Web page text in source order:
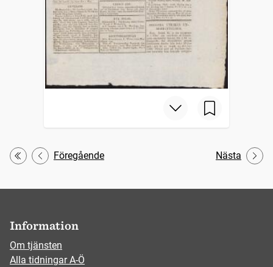
Första
Föregående Nästa
Information
Om tjänsten
Alla tidningar A-Ö